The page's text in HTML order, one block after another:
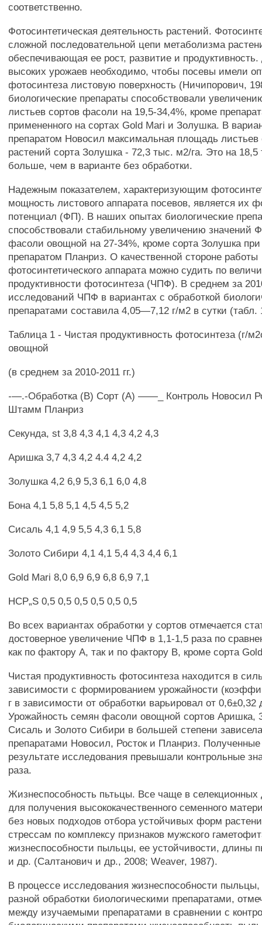
соответственно.
Фотосинтетическая деятельность растений.
сложной последовательной цепи метаболизма
обеспечивающая ее рост, развитие и
высоких урожаев необходимо, чтобы посевы имели
фотосинтеза листовую поверхность (Ничипорович,
биологические препараты способствовали
листьев сортов фасоли на 19,5-34,4%, кроме
примененного на сортах Gold Mari и Золушка. В
препаратом Новосил максимальная площадь листьев
растений сорта Золушка - 72,3 тыс. м2/га. Это на 18,5
больше, чем в варианте без обработки.
Надежным показателем, характеризующим
мощность листового аппарата посевов, является их
потенциал (ФП). В наших опытах биологические
способствовали стабильному увеличению значений
фасоли овощной на 27-34%, кроме сорта Золушка при
препаратом Планриз. О качественной стороне работы
фотосинтетического аппарата можно судить по
продуктивности фотосинтеза (ЧПФ). В среднем за
исследований ЧПФ в вариантах с обработкой
препаратами составила 4,05—7,12 г/м2 в сутки (табл.
Таблица 1 - Чистая продуктивность фотосинтеза (г/
овощной
(в среднем за 2010-2011 гг.)
-—.-Обработка (В) Сорт (А) ——_ Контроль Новосил
Штамм Планриз
Секунда, st 3,8 4,3 4,1 4,3 4,2 4,3
Аришка 3,7 4,3 4,2 4.4 4,2 4,2
Золушка 4,2 6,9 5,3 6,1 6,0 4,8
Бона 4,1 5,8 5,1 4,5 4,5 5,2
Сисаль 4,1 4,9 5,5 4,3 6,1 5,8
Золото Сибири 4,1 4,1 5,4 4,3 4,4 6,1
Gold Mari 8,0 6,9 6,9 6,8 6,9 7,1
HCP„S 0,5 0,5 0,5 0,5 0,5 0,5
Во всех вариантах обработки у сортов отмечается
достоверное увеличение ЧПФ в 1,1-1,5 раза по
как по фактору А, так и по фактору В, кроме сорта
Чистая продуктивность фотосинтеза находится в
зависимости с формированием урожайности
г в зависимости от обработки варьировал от 0,6±0,32
Урожайность семян фасоли овощной сортов Аришка,
Сисаль и Золото Сибири в большей степени
препаратами Новосил, Росток и Планриз.
результате исследования превышали контрольные
раза.
Жизнеспособность пьтьцы. Все чаще в селекционных
для получения высококачественного семенного
без новых подходов отбора устойчивых форм
стрессам по комплексу признаков мужского
жизнеспособности пыльцы, ее устойчивости, длины
и др. (Салтанович и др., 2008; Weaver, 1987).
В процессе исследования жизнеспособности пыльцы,
разной обработки биологическими препаратами,
между изучаемыми препаратами в сравнении с